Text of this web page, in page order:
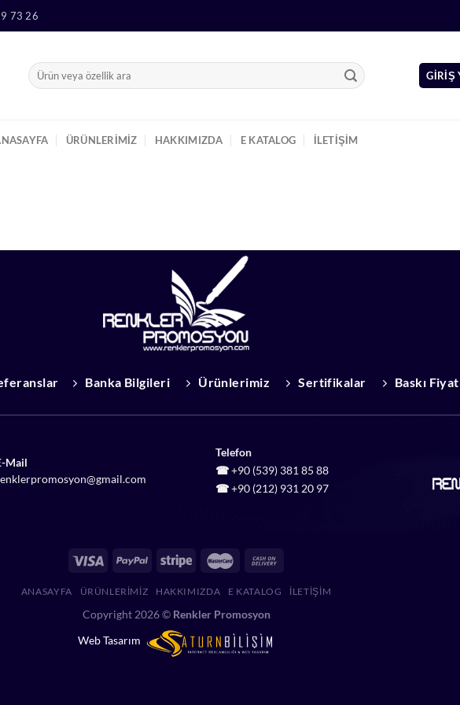
73 26
Ara:
GIRIŞ
ÜRÜNLERIMIZ HAKKIMIZDA E KATALOG İLETIŞIM
Banka Bilgileri Ürünlerimiz Sertifikalar Baskı
Mail
Telefon
☎+90 (539) 381 85 88
☎+90 (212) 931 20 97
ANASAYFA ÜRÜNLERIMIZ HAKKIMIZDA E KATALOG İLETIŞIM
Copyright 2026 © Renkler Promosyon
Web Tasarım